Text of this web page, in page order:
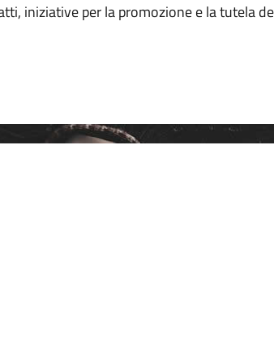
iniziative per la promozione e la tutela